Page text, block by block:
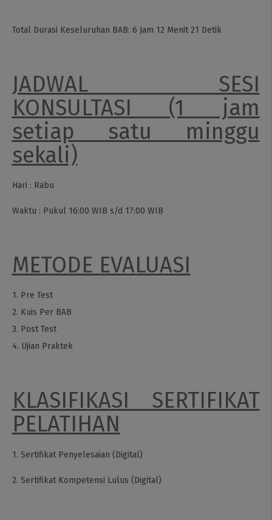
Total Durasi Keseluruhan BAB: 6 Jam 12 Menit 21 Detik
JADWAL SESI
KONSULTASI (1 jam
setiap satu minggu
sekali)
Hari : Rabu
Waktu : Pukul 16:00 WIB s/d 17:00 WIB
METODE EVALUASI
1. Pre Test
2. Kuis Per BAB
3. Post Test
4. Ujian Praktek
KLASIFIKASI SERTIFIKAT
PELATIHAN
1. Sertifikat Penyelesaian (Digital)
2. Sertifikat Kompetensi Lulus (Digital)